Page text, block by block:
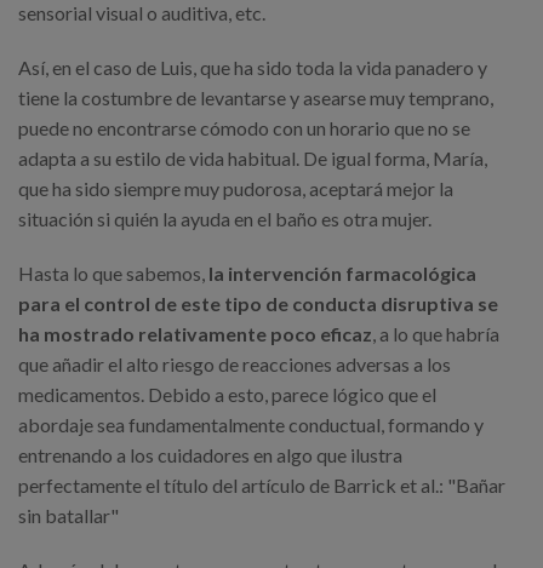
sensorial visual o auditiva, etc.
Así, en el caso de Luis, que ha sido toda la vida panadero y
tiene la costumbre de levantarse y asearse muy temprano,
puede no encontrarse cómodo con un horario que no se
adapta a su estilo de vida habitual. De igual forma, María,
que ha sido siempre muy pudorosa, aceptará mejor la
situación si quién la ayuda en el baño es otra mujer.
Hasta lo que sabemos, la intervención farmacológica
para el control de este tipo de conducta disruptiva se
ha mostrado relativamente poco eficaz, a lo que habría
que añadir el alto riesgo de reacciones adversas a los
medicamentos. Debido a esto, parece lógico que el
abordaje sea fundamentalmente conductual, formando y
entrenando a los cuidadores en algo que ilustra
perfectamente el título del artículo de Barrick et al.: "Bañar
sin batallar"